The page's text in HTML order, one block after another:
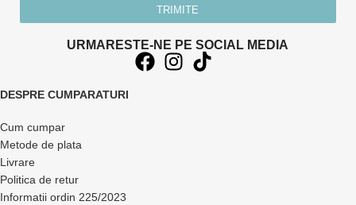
TRIMITE
URMARESTE-NE PE SOCIAL MEDIA
DESPRE CUMPARATURI
Cum cumpar
Metode de plata
Livrare
Politica de retur
Informatii ordin 225/2023